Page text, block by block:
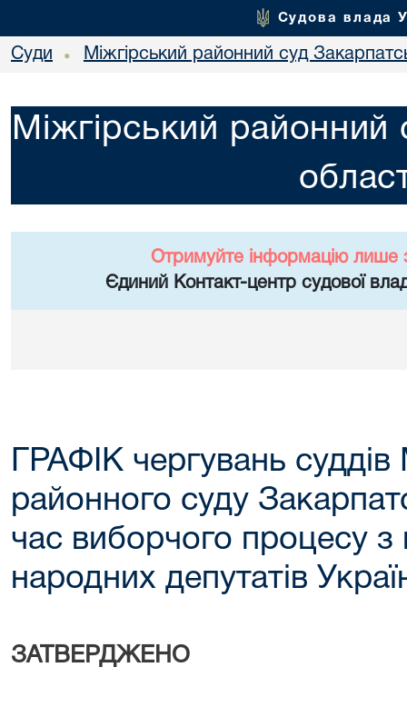
Судова влада
Суди • Міжгірський районний суд
Міжгірський районний
Отримуйте інформацію лише
Єдиний Контакт-центр судової
ГРАФІК чергувань суддів
районного суду
час виборчого процесу з
народних депутатів
ЗАТВЕРДЖЕНО